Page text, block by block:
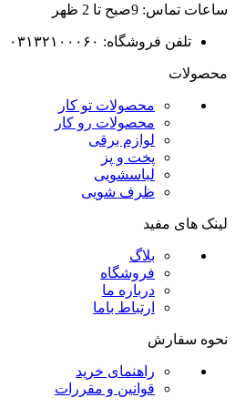
ساعات تماس: 9صبح تا 2 ظهر
تلفن فروشگاه: ۰۳۱۳۲۱۰۰۰۶۰
محصولات
محصولات تو کار
محصولات رو کار
لوازم برقی
پخت و پز
لباسشویی
ظرف شویی
لینک های مفید
بلاگ
فروشگاه
درباره ما
ارتباط باما
نحوه سفارش
راهنمای خرید
قوانین و مقررات